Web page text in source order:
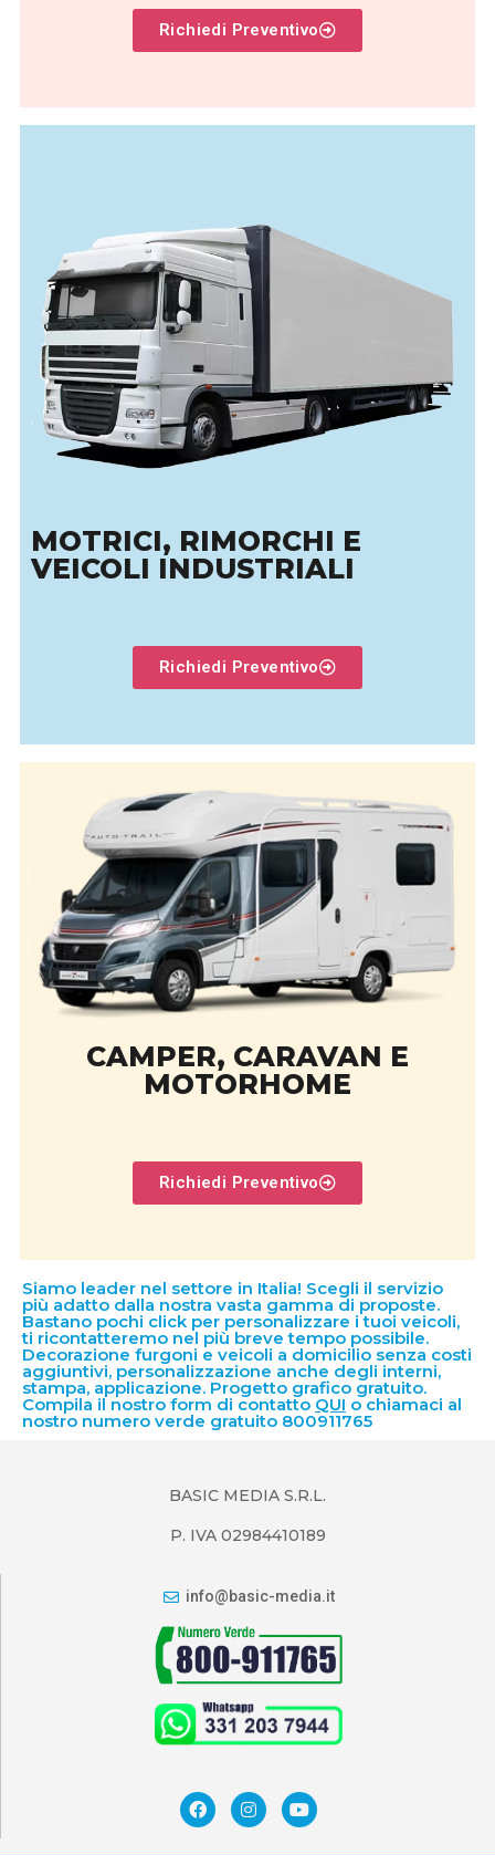
Richiedi Preventivo
MOTRICI, RIMORCHI E
VEICOLI INDUSTRIALI
Richiedi Preventivo
CAMPER, CARAVAN E
MOTORHOME
Richiedi Preventivo
Siamo leader nel settore in Italia! Scegli il servizio
più adatto dalla nostra vasta gamma di proposte.
Bastano pochi click per personalizzare i tuoi veicoli,
ti ricontatteremo nel più breve tempo possibile.
Decorazione furgoni e veicoli a domicilio senza costi
aggiuntivi, personalizzazione anche degli interni,
stampa, applicazione. Progetto grafico gratuito.
Compila il nostro form di contatto QUI o chiamaci al
nostro numero verde gratuito 800911765
BASIC MEDIA S.R.L.
P. IVA 02984410189
info@basic-media.it